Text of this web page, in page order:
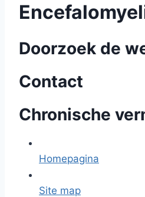
Doorzoek de
Contact
Chronische
Homepagina
Site map